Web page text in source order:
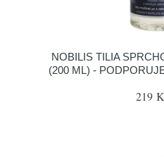
NOBILIS TILIA
(200 ML) -
219